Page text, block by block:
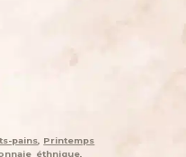
pains
Printemps